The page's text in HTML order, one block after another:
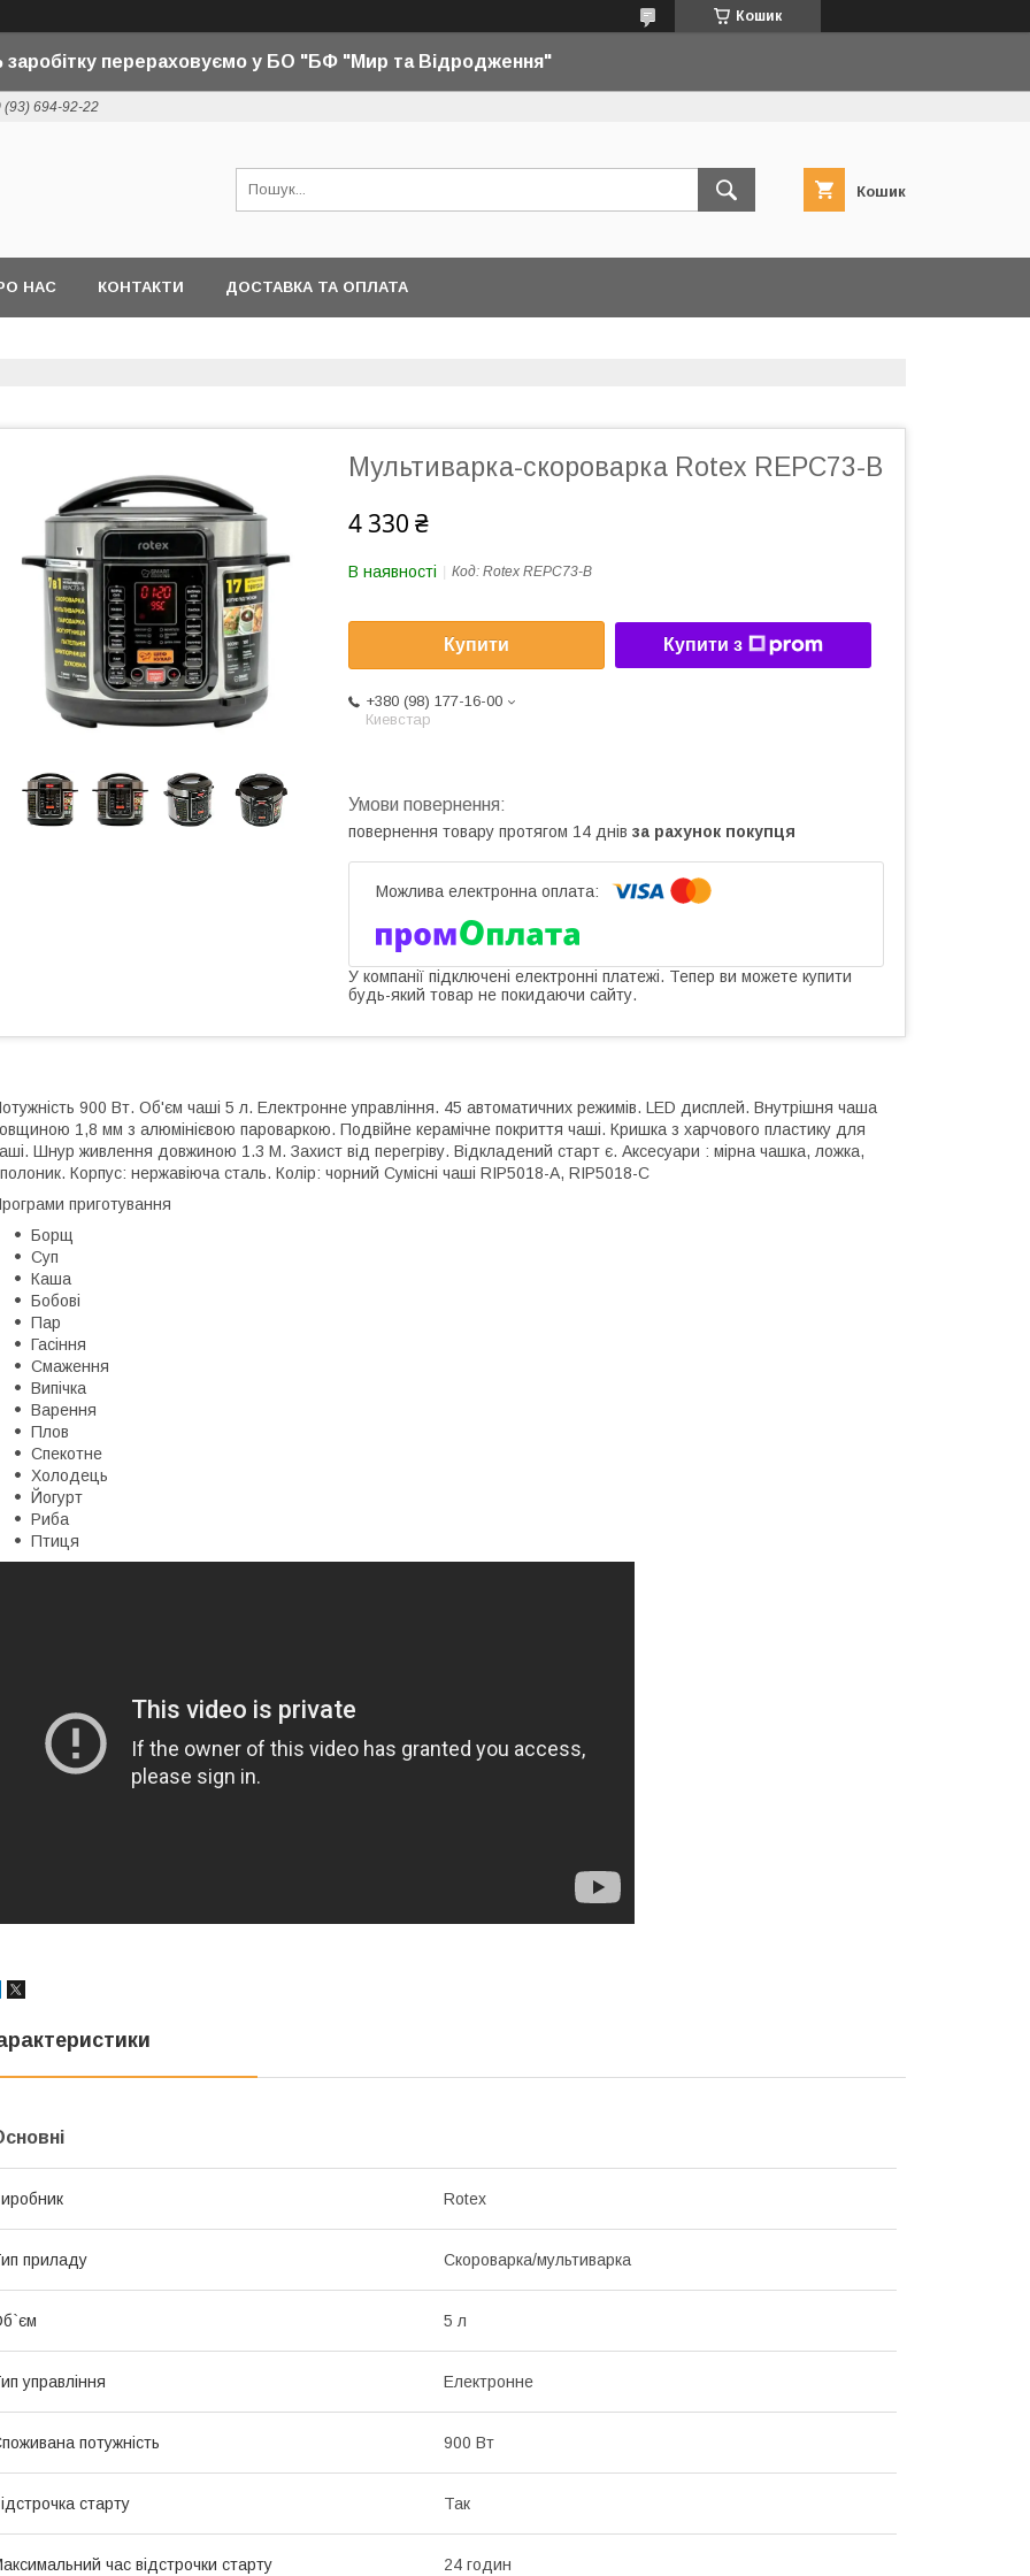
Кошик
заробітку перераховуємо у БО "БФ "Мир та Відродження"
(93) 694-92-22
Кошик
НАС КОНТАКТИ ДОСТАВКА ТА ОПЛАТА
Мультиварка-скороварка Rotex REPC73-B
4 330 ₴
В наявності Код: Rotex REPC73-B
Купити Купити з
+380 (98) 177-16-00
Киевстар
повернення товару протягом 14 днів за рахунок покупця
У компанії підключені електронні платежі. Тепер ви можете купити
будь-який товар не покидаючи сайту.
900 Вт. Об'єм чаші 5 л. Електронне управління. 45 автоматичних режимів. LED дисплей. Внутрішня чаша
1,8 мм з алюмінієвою пароваркою. Подвійне керамічне покриття чаші. Кришка з харчового пластику для
Шнур живлення довжиною 1.3 M. Захист від перегріву. Відкладений старт є. Аксесуари : мірна чашка, ложка,
Корпус: нержавіюча сталь. Колір: чорний Сумісні чаші RIP5018-A, RIP5018-C
приготування
Борщ
Суп
Каша
Бобові
Пар
Гасіння
Смаження
Випічка
Варення
Плов
Спекотне
Холодець
Йогурт
Риба
Птиця
Rotex
приладу Скороварка/мультиварка
5 л
управління Електронне
потужність 900 Вт
старту Так
час відстрочки старту 24 годин